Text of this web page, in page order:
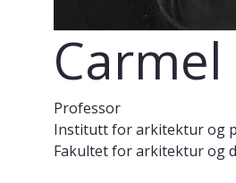
Professor
Institutt for arkitektur og
Fakultet for arkitektur og